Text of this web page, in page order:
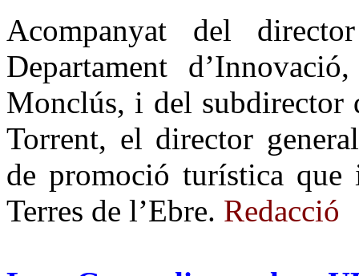
Acompanyat del
Departament
Monclús, i del subdirector
Torrent, el director
de promoció turística que
Terres de l’Ebre. Redacció